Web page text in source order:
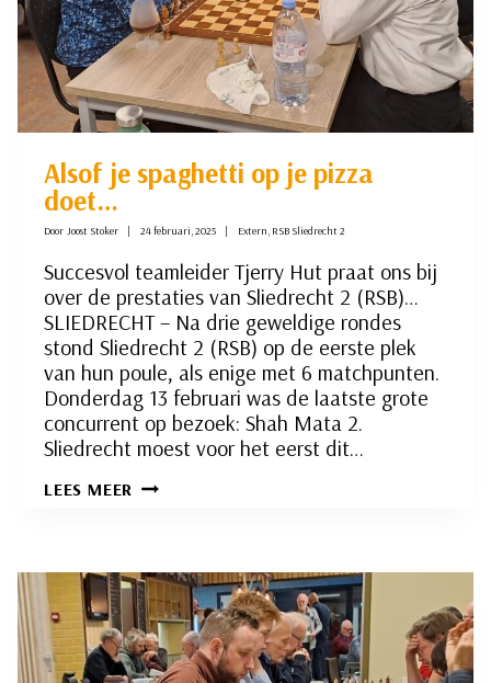
Alsof je spaghetti op je pizza
doet…
Door Joost Stoker 24 februari, 2025 Extern, RSB Sliedrecht 2
Succesvol teamleider Tjerry Hut praat ons bij
over de prestaties van Sliedrecht 2 (RSB)…
SLIEDRECHT – Na drie geweldige rondes
stond Sliedrecht 2 (RSB) op de eerste plek
van hun poule, als enige met 6 matchpunten.
Donderdag 13 februari was de laatste grote
concurrent op bezoek: Shah Mata 2.
Sliedrecht moest voor het eerst dit…
LEES MEER ALSOF
PIZZA
DOET…